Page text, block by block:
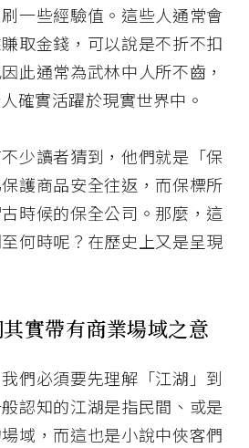
一些經驗值。這些人通常會
取金錢，可以說是不折不扣
此通常為武林中人所不齒，
確實活躍於現實世界中。
少讀者猜到，他們就是「保
護商品安全往返，而保標所
時候的保全公司。那麼，這
何時呢？在歷史上又是呈現
其實帶有商業場域之意
們必須要先理解「江湖」到
認知的江湖是指民間、或是
域，而這也是小說中俠客們